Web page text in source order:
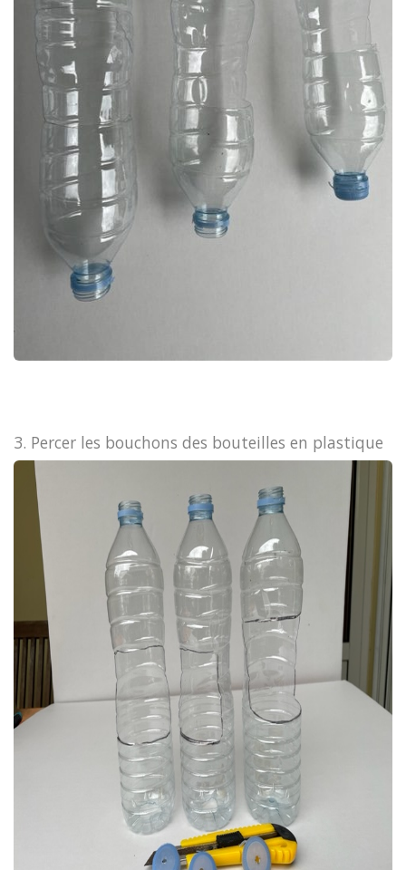
3. Percer les bouchons des bouteilles en plastique